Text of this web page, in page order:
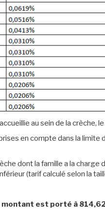
au sein de la crèche,
en compte dans la limite
dont la famille a la
(tarif calculé selon la
montant est porté à